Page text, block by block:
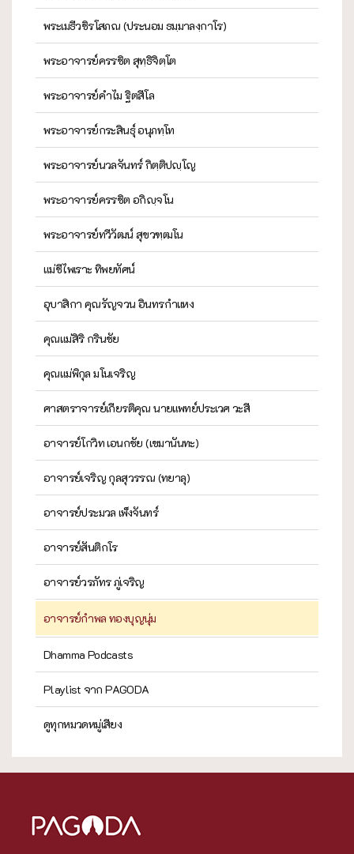
พระเมธีวชิรโสภณ (ประนอม ธมฺมาลงฺกาโร)
พระอาจารย์ครรชิต สุทฺธิจิตฺโต
พระอาจารย์คำไม ฐิตสีโล
พระอาจารย์กระสินธุ์ อนุภทฺโท
พระอาจารย์นวลจันทร์ กิตฺติปญฺโญ
พระอาจารย์ครรชิต อกิญฺจโน
พระอาจารย์ทวีวัฒน์ สุขวฑฺฒโน
แม่ชีไพเราะ ทิพยทัศน์
อุบาสิกา คุณรัญจวน อินทรกำแหง
คุณแม่สิริ กรินชัย
คุณแม่พิกุล มโนเจริญ
ศาสตราจารย์เกียรติคุณ นายแพทย์ประเวศ วะสี
อาจารย์โกวิท เอนกชัย (เขมานันทะ)
อาจารย์เจริญ กุลสุวรรณ (ทยาลุ)
อาจารย์ประมวล เพ็งจันทร์
อาจารย์สันติกโร
อาจารย์วรภัทร ภู่เจริญ
อาจารย์กำพล ทองบุญนุ่ม
Dhamma Podcasts
Playlist จาก PAGODA
ดูทุกหมวดหมู่เสียง